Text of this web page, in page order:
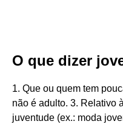
O que dizer
1. Que ou quem tem
não é adulto. 3. Relativo
juventude (ex.: moda